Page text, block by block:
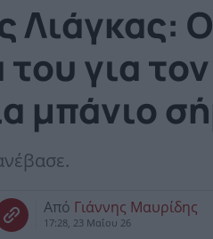
Λιάγκας:
για
μπάνιο
Από Γιάννης Μαυρίδης
17:28, 23 Μαΐου 26